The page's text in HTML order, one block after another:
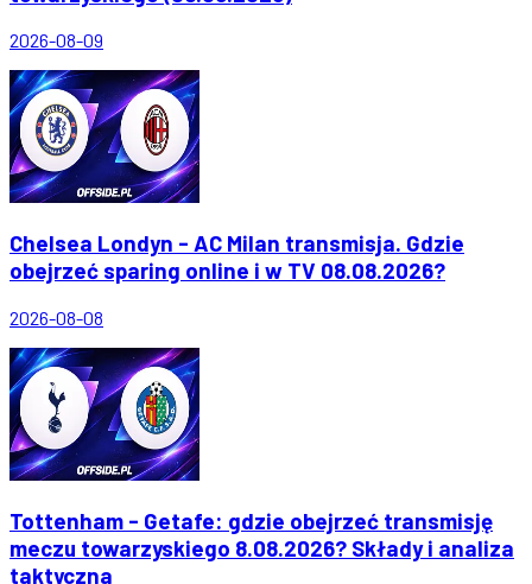
2026-08-09
Chelsea Londyn - AC Milan transmisja. Gdzie
obejrzeć sparing online i w TV 08.08.2026?
2026-08-08
Tottenham - Getafe: gdzie obejrzeć transmisję
meczu towarzyskiego 8.08.2026? Składy i analiza
taktyczna